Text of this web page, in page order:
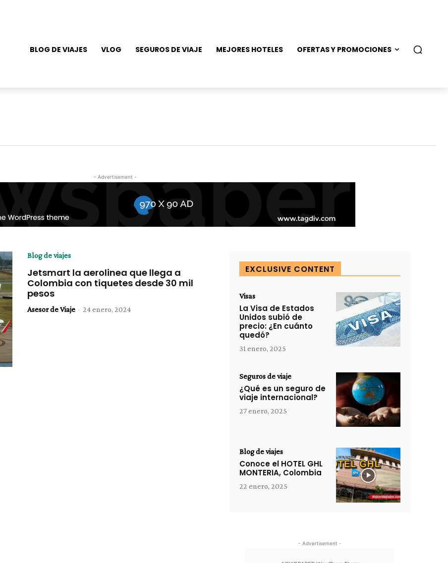
BLOG DE VIAJES VLOG SEGUROS DE VIAJE MEJORES HOTELES OFERTAS Y PROMOCIONES
- Advertisement -
Blog de viajes
Jetsmart la aerolinea que llega a
Colombia con tiquetes desde 30 mil
pesos
Asesor de Viaje - 24 enero, 2024
EXCLUSIVE CONTENT
Visas
La Visa de Estados
Unidos subió de
precio: ¿En cuánto
quedó?
31 enero, 2025
Seguros de viaje
¿Qué es un seguro de
viaje internacional?
27 enero, 2025
Blog de viajes
Conoce el HOTEL GHL
MONTERIA, Colombia
22 enero, 2025
- Advertisement -